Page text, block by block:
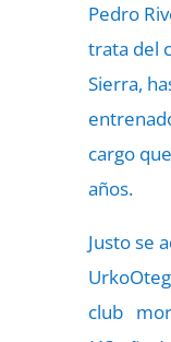
Pedro
trata del
Sierra,
cargo
años.
Justo se
club